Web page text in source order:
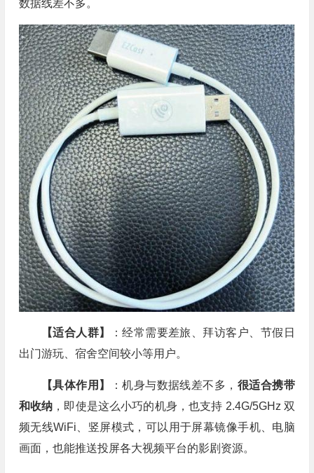
数据线差不多。
【适合人群】
：经常需要差旅、拜访客户、节假日
出门游玩、宿舍空间较小等用户。
【具体作用】 ：机身与数据线差不多， 很适合携带
和收纳 ，即使是这么小巧的机身，也支持 2.4G/5GHz 双
频无线WiFi、竖屏模式，可以用于屏幕镜像手机、电脑
画面，也能推送投屏各大视频平台的影剧资源。